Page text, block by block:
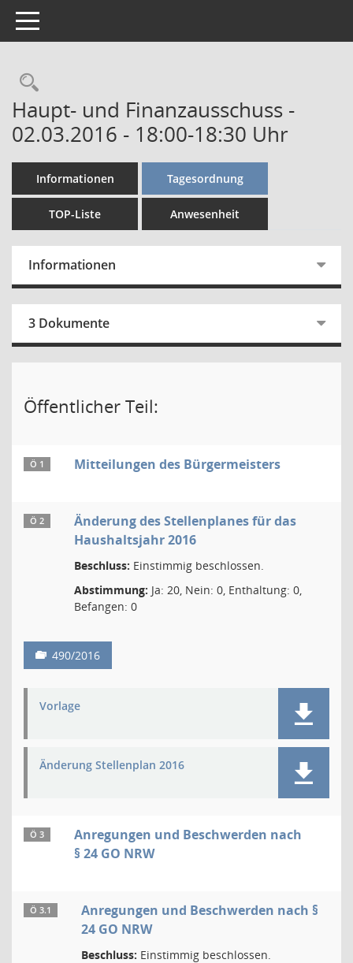
Toggle navigation
Rechercheauswahl
Haupt- und Finanzausschuss -
02.03.2016 - 18:00-18:30 Uhr
Informationen Tagesordnung
TOP-Liste Anwesenheit
Informationen
3 Dokumente
Öffentlicher Teil:
Ö 1 Mitteilungen des Bürgermeisters
Ö 2
Änderung des Stellenplanes für das
Haushaltsjahr 2016
Beschluss: Einstimmig beschlossen.
Abstimmung: Ja: 20, Nein: 0, Enthaltung: 0,
Befangen: 0
490/2016
Vorlage
Änderung Stellenplan 2016
Ö 3
Anregungen und Beschwerden nach
§ 24 GO NRW
Ö 3.1
Anregungen und Beschwerden nach §
24 GO NRW
Beschluss: Einstimmig beschlossen.